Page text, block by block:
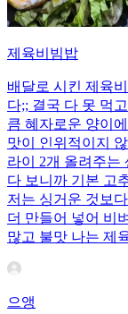
제육비빔밥
배달로 시킨 제육
다;; 결국 다 못 먹
큼 혜자로운 양이
맛이 인위적이지
라이 2개 올려주는
다 보니까 기본 고
저는 싱거운 것보
더 만들어 넣어 비
많고 불맛 나는 제
으앵